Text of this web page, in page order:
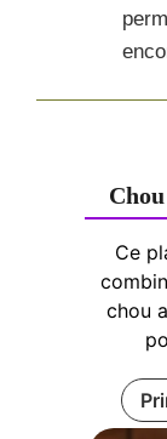
Ce
chou